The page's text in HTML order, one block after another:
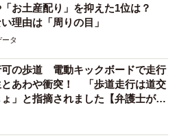
お土産配り」を抑えた1位は？
理由は「周りの目」
ータ
可の歩道 電動キックボードで走行
とあわや衝突！ 「歩道走行は道交
」と指摘されました【弁護士が解